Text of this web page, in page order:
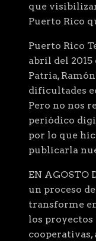
que
Puerto Rico
Puerto Rico
abril del 2015
Patria,
dificultades
Pero no nos
periódico
por lo que
publicarla
EN AGOSTO
un proceso
transforme
los proyectos